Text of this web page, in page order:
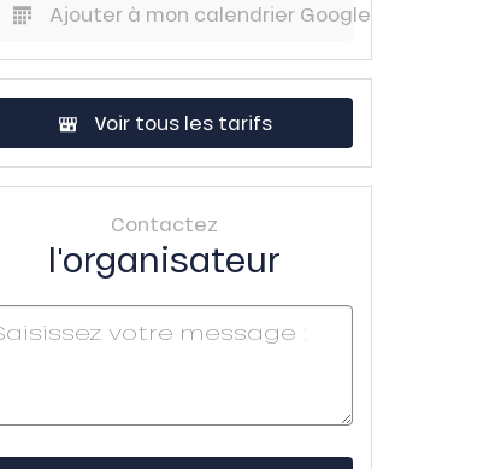
Ajouter à mon calendrier Google
Voir tous les tarifs
Contactez
l'organisateur